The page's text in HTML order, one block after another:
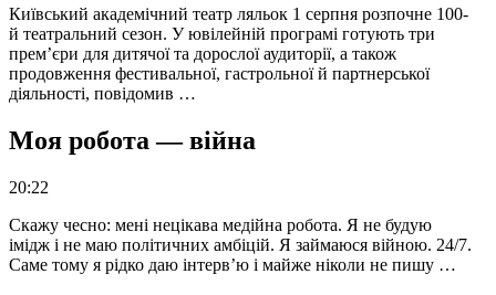
Київський академічний театр ляльок 1 серпня розпочне 100-
й театральний сезон. У ювілейній програмі готують три
прем’єри для дитячої та дорослої аудиторії, а також
продовження фестивальної, гастрольної й партнерської
діяльності, повідомив …
Моя робота — війна
20:22
Скажу чесно: мені нецікава медійна робота. Я не будую
імідж і не маю політичних амбіцій. Я займаюся війною. 24/7.
Саме тому я рідко даю інтерв’ю і майже ніколи не пишу …